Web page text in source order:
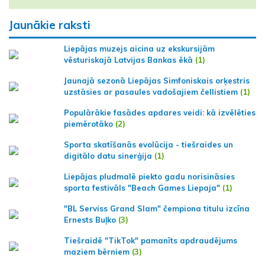
Jaunākie raksti
Liepājas muzejs aicina uz ekskursijām
vēsturiskajā Latvijas Bankas ēkā (1)
Jaunajā sezonā Liepājas Simfoniskais orķestris
uzstāsies ar pasaules vadošajiem čellistiem (1)
Populārākie fasādes apdares veidi: kā izvēlēties
piemērotāko (2)
Sporta skatīšanās evolūcija - tiešraides un
digitālo datu sinerģija (1)
Liepājas pludmalē piekto gadu norisināsies
sporta festivāls "Beach Games Liepaja" (1)
"BL Serviss Grand Slam" čempiona titulu izcīna
Ernests Buļko (3)
Tiešraidē "TikTok" pamanīts apdraudējums
maziem bērniem (3)